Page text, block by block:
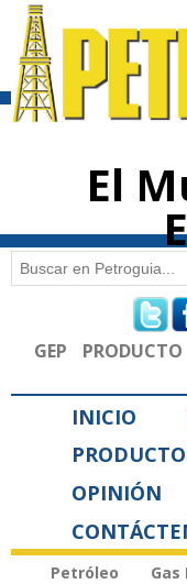
El
Formulario
Buscar
GEP PRODUCTO
INICIO
OPINIÓN
Petróleo